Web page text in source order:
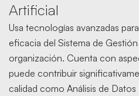
Artificial
Usa tecnologías avanzadas
eficacia del Sistema de
organización. Cuenta con
puede contribuir
calidad como Análisis de